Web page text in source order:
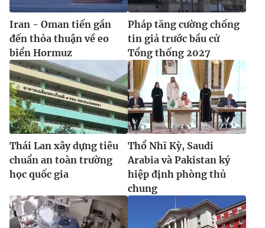
Iran - Oman tiến gần
đến thỏa thuận về eo
biển Hormuz
Pháp tăng cường chống
tin giả trước bầu cử
Tổng thống 2027
Thái Lan xây dựng tiêu
chuẩn an toàn trường
học quốc gia
Thổ Nhĩ Kỳ, Saudi
Arabia và Pakistan ký
hiệp định phòng thủ
chung